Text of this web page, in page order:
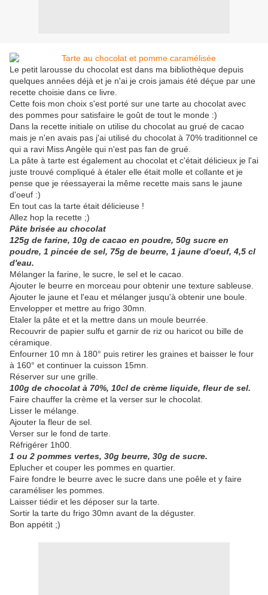
Le petit larousse du chocolat est dans ma bibliothèque depuis
quelques années déjà et je n'ai je crois jamais été déçue par une
recette choisie dans ce livre.
Cette fois mon choix s'est porté sur une tarte au chocolat avec
des pommes pour satisfaire le goût de tout le monde :)
Dans la recette initiale on utilise du chocolat au grué de cacao
mais je n'en avais pas j'ai utilisé du chocolat à 70% traditionnel ce
qui a ravi Miss Angèle qui n'est pas fan de grué.
La pâte à tarte est également au chocolat et c'était délicieux je l'ai
juste trouvé compliqué à étaler elle était molle et collante et je
pense que je réessayerai la même recette mais sans le jaune
d'oeuf :)
En tout cas la tarte était délicieuse !
Allez hop la recette ;)
Pâte brisée au chocolat
125g de farine, 10g de cacao en poudre, 50g sucre en
poudre, 1 pincée de sel, 75g de beurre, 1 jaune d'oeuf, 4,5 cl
d'eau.
Mélanger la farine, le sucre, le sel et le cacao.
Ajouter le beurre en morceau pour obtenir une texture sableuse.
Ajouter le jaune et l'eau et mélanger jusqu'à obtenir une boule.
Envelopper et mettre au frigo 30mn.
Etaler la pâte et et la mettre dans un moule beurrée.
Recouvrir de papier sulfu et garnir de riz ou haricot ou bille de
céramique.
Enfourner 10 mn à 180° puis retirer les graines et baisser le four
à 160° et continuer la cuisson 15mn.
Réserver sur une grille.
100g de chocolat à 70%, 10cl de crème liquide, fleur de sel.
Faire chauffer la crème et la verser sur le chocolat.
Lisser le mélange.
Ajouter la fleur de sel.
Verser sur le fond de tarte.
Réfrigérer 1h00.
1 ou 2 pommes vertes, 30g beurre, 30g de sucre.
Eplucher et couper les pommes en quartier.
Faire fondre le beurre avec le sucre dans une poêle et y faire
caraméliser les pommes.
Laisser tiédir et les déposer sur la tarte.
Sortir la tarte du frigo 30mn avant de la déguster.
Bon appétit ;)